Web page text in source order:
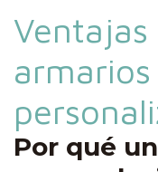
Ventajas
Por qué